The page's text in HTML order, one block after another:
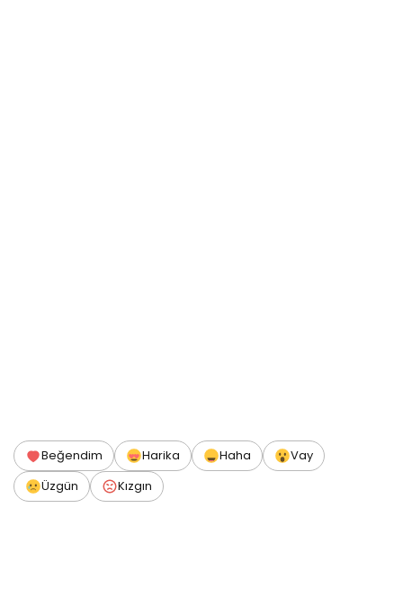
Beğendim Harika Haha
Vay
Üzgün
Kızgın